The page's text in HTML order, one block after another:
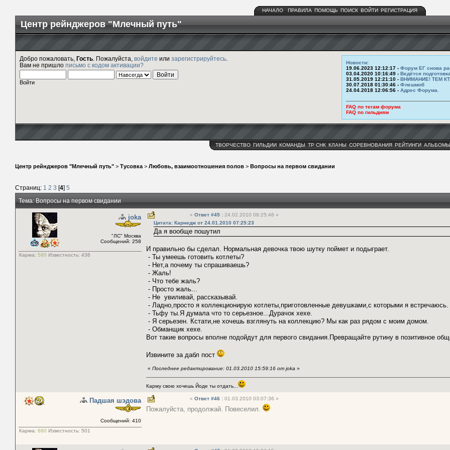
НАЧАЛО ПРАВИЛА ПОМОЩЬ ПОИСК ВОЙТИ РЕГИСТРАЦИЯ
Центр рейнджеров "Млечный путь"
Добро пожаловать, Гость . Пожалуйста, войдите или зарегистрируйтесь
Вам не пришло письмо с кодом активации?
Войти
Новости:
19.06.2023 12:12:17 - Форум ЕГ снова
03.04.2020 10:16:49 - Ведётся
31.05.2019 12:21:10 - ВНИМАНИЕ! ТЕМ
30.07.2018 01:30:46 - Флешмоб
24.04.2018 12:06:56 - Адрес Форума.
FAQ по тегам форума
FAQ по гильдиям
ТВОРЧЕСТВО ГИЛЬДИИ КОМАНДЫ ТР СНК КЛАНЫ СОРЕВНОВАНИЯ РЕЙТИНГИ АЛЬБОМЫ
Центр рейнджеров "Млечный путь" > Тусовка > Любовь, взаимоотношения полов > Вопросы на первом свидании
Страниц: 1 2 3 [4] 5
Тема: Вопросы на первом свидании
joka
"ЛС" Москва
Сообщений: 258
Карма: 580 Известность: 436
« Ответ #45 : 24.02.2010 08:25:46 »
Цитата: Карнедж от 24.01.2010 07:25:23
Да я вообще пошутил
И правильно бы сделал. Нормальная девочка твою шутку поймет и подыграет.
- Ты умеешь готовить котлеты?
- Нет,а почему ты спрашиваешь?
- Жаль!
- Что тебе жаль?
- Просто жаль...
- Не увиливай, рассказывай.
- Ладно,просто я коллекционирую котлеты,приготовленные девушками,с которыми я встречаюсь.
- Тьфу ты.Я думала что то серьезное...Дурачок хехе.
- Я серьезен. Кстати,не хочешь взглянуть на коллекцию? Мы как раз рядом с моим домом.
- Обманщик хехе.
Вот такие вопросы вполне подойдут для первого свидания.Превращайте рутину в позитивное
Извините за дабл пост
« Последнее редактирование: 01.03.2010 15:59:16 от joka »
Карму свою хочешь Йоде ты отдать...
Падшая шэдова
Сообщений: 410
Карма: 660 Известность: 501
« Ответ #46 : 01.03.2010 03:07:36 »
Пожалуйста, продолжай. Повеселил.